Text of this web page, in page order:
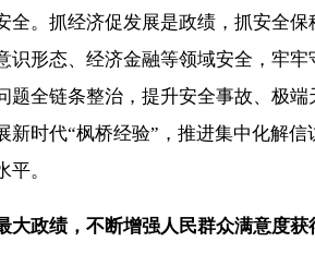
抓经济促发展是政绩，抓安全保
识形态、经济金融等领域安全，牢
题全链条整治，提升安全事故、极
新时代“枫桥经验”，推进集中化解
。
政绩，不断增强人民群众满意度获